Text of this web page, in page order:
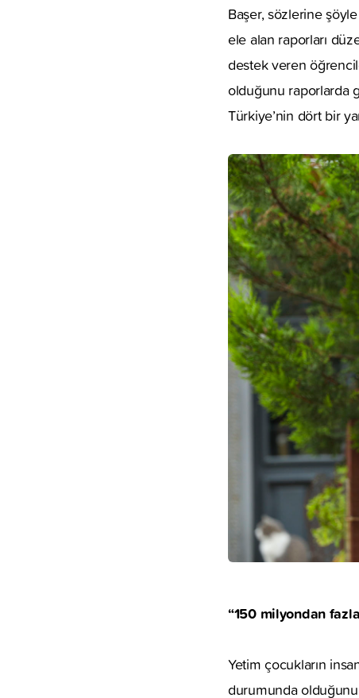
Başer, sözlerine
ele alan raporları
destek veren
olduğunu raporlarda
Türkiye’nin dört bir
“150 milyondan
Yetim çocukların
durumunda olduğunu